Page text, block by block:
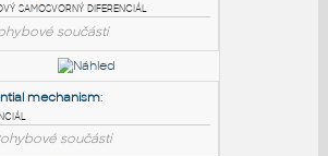
PODOBNÉ BLOKY